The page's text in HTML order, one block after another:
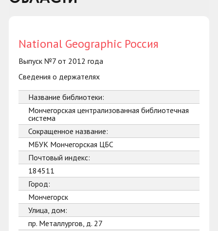
National Geographic Россия
Выпуск №7 от 2012 года
Сведения о держателях
Название библиотеки:
Мончегорская централизованная библиотечная
система
Сокращенное название:
МБУК Мончегорская ЦБС
Почтовый индекс:
184511
Город:
Мончегорск
Улица, дом:
пр. Металлургов, д. 27